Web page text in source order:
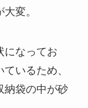
変。
になってお
いるため、
納袋の中が砂